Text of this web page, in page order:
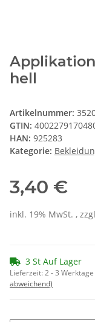
hell
Artikelnummer:
GTIN:
HAN: 925283
Kategorie:
3,40 €
inkl. 19% MwSt. ,
3 St Auf Lager
Lieferzeit:2 - 3 Werktage
abweichend)